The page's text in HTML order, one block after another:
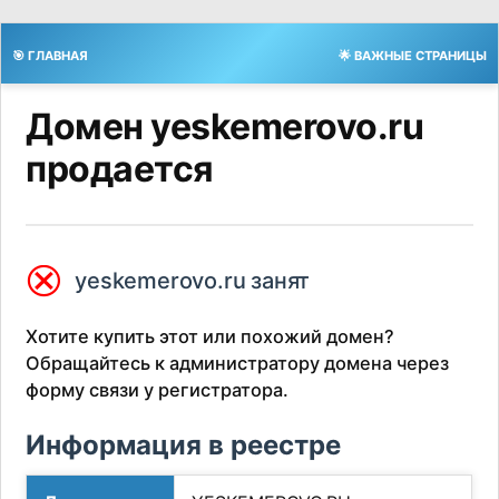
🎯 ГЛАВНАЯ 🌟 ВАЖНЫЕ СТРАНИЦЫ
Домен yeskemerovo.ru
продается
⮿ yeskemerovo.ru занят
Хотите купить этот или похожий домен?
Обращайтесь к администратору домена через
форму связи у регистратора.
Информация в реестре